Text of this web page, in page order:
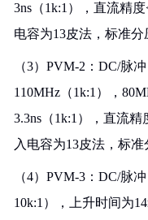
3ns（1k:1），直流精
电容为13皮法，标准分
（3）PVM-2：DC/脉
110MHz（1k:1），
3.3ns（1k:1），直流
入电容为13皮法，标准
（4）PVM-3：DC/脉
10k:1），上升时间为